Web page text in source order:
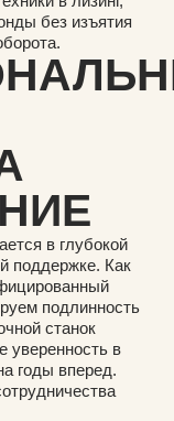
без изъятия
в глубокой
поддержке. Как
подлинность
станок
уверенность в
годы вперед.